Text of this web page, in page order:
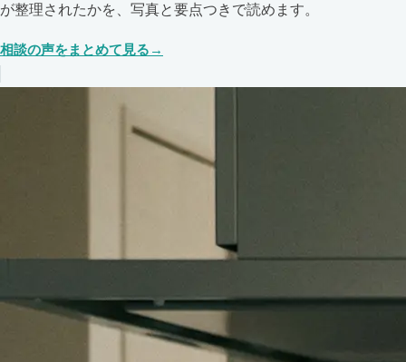
が整理されたかを、写真と要点つきで読めます。
相談の声をまとめて見る